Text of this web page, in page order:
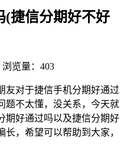
(捷信分期好不好
浏览量：403
友对于捷信手机分期好通过
题不太懂，没关系，今天就
期好通过吗以及捷信分期好
，希望可以帮助到大家，